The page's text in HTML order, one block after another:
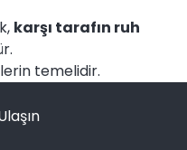
karşı tarafın ruh
temelidir.
sağlar.